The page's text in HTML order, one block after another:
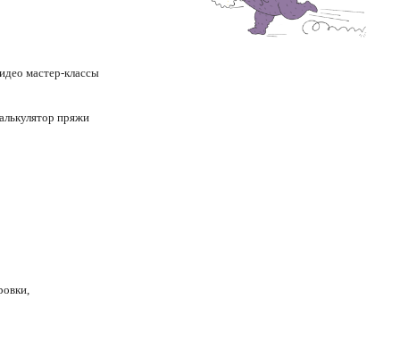
мастер-классы
пряжи